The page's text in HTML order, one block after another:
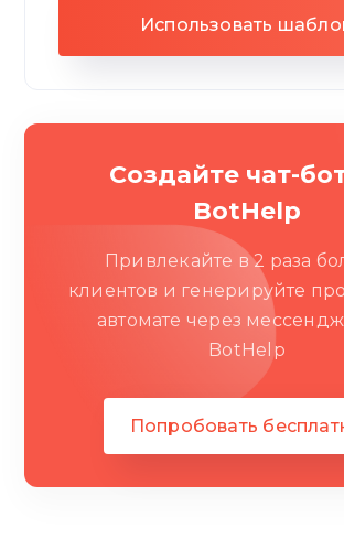
Использовать
Создайте чат-
BotHelp
Привлекайте в 2 раза
клиентов и генерируйте
автомате через
BotHelp
Попробовать